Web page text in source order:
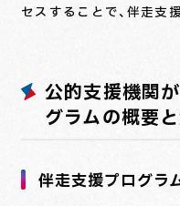
セスすることで、伴走支
公的支援機関
グラムの概要
伴走支援プログラ